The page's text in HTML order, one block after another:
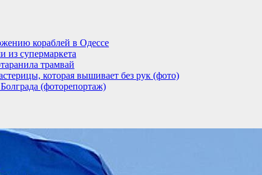
кораблей в Одессе
из супермаркета
трамвай
которая вышивает без рук (фото)
(фоторепортаж)